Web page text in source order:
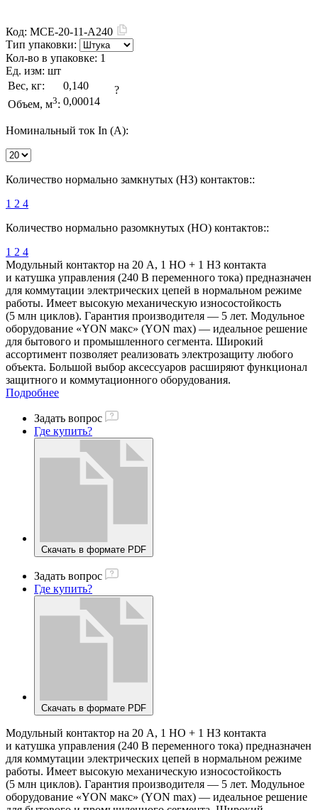
Код: MCE-20-11-A240
Тип упаковки:
Кол-во в упаковке: 1
Ед. изм: шт
Вес, кг:
0,140
Объем, м3: 0,00014
?
Номинальный ток In (А):
Количество нормально замкнутых (НЗ) контактов::
1 2 4
Количество нормально разомкнутых (НО) контактов::
1 2 4
Модульный контактор на 20 А, 1 НО + 1 НЗ контакта
и катушка управления (240 В переменного тока) предназначен
для коммутации электрических цепей в нормальном режиме
работы. Имеет высокую механическую износостойкость
(5 млн циклов). Гарантия производителя — 5 лет. Модульное
оборудование «YON макс» (YON max) — идеальное решение
для бытового и промышленного сегмента. Широкий
ассортимент позволяет реализовать электрозащиту любого
объекта. Большой выбор аксессуаров расширяют функционал
защитного и коммутационного оборудования.
Подробнее
Задать вопрос
Где купить?
Скачать в формате PDF
Задать вопрос
Где купить?
Скачать в формате PDF
Модульный контактор на 20 А, 1 НО + 1 НЗ контакта
и катушка управления (240 В переменного тока) предназначен
для коммутации электрических цепей в нормальном режиме
работы. Имеет высокую механическую износостойкость
(5 млн циклов). Гарантия производителя — 5 лет. Модульное
оборудование «YON макс» (YON max) — идеальное решение